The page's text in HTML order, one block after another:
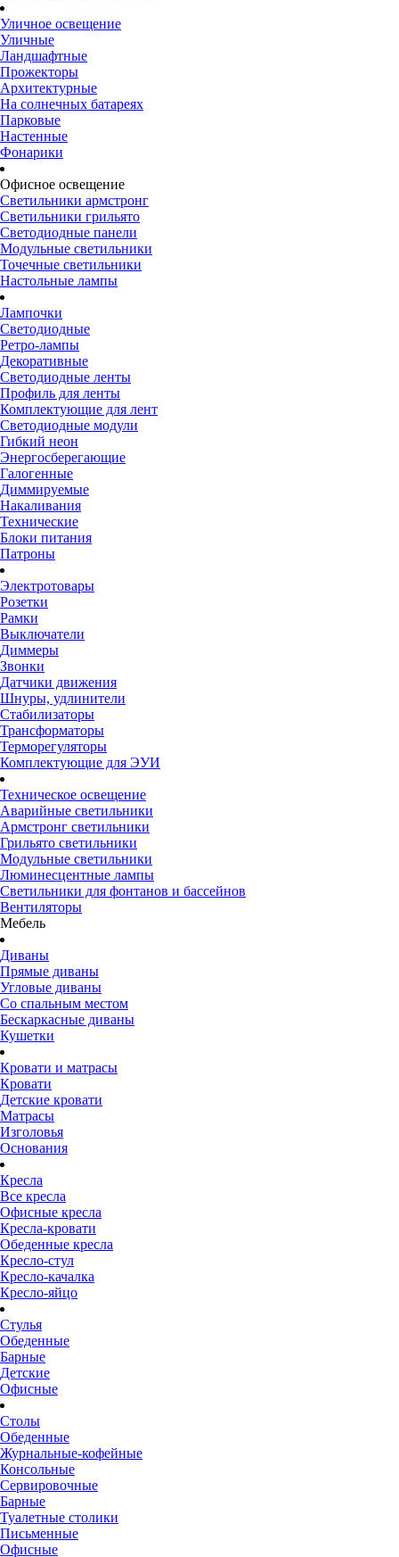
Уличное освещение
Уличные
Ландшафтные
Прожекторы
Архитектурные
На солнечных батареях
Парковые
Настенные
Фонарики
Офисное освещение
Светильники армстронг
Светильники грильято
Светодиодные панели
Модульные светильники
Точечные светильники
Настольные лампы
Лампочки
Светодиодные
Ретро-лампы
Декоративные
Светодиодные ленты
Профиль для ленты
Комплектующие для лент
Светодиодные модули
Гибкий неон
Энергосберегающие
Галогенные
Диммируемые
Накаливания
Технические
Блоки питания
Патроны
Электротовары
Розетки
Рамки
Выключатели
Диммеры
Звонки
Датчики движения
Шнуры, удлинители
Стабилизаторы
Трансформаторы
Терморегуляторы
Комплектующие для ЭУИ
Техническое освещение
Аварийные светильники
Армстронг светильники
Грильято светильники
Модульные светильники
Люминесцентные лампы
Светильники для фонтанов и бассейнов
Вентиляторы
Мебель
Диваны
Прямые диваны
Угловые диваны
Со спальным местом
Бескаркасные диваны
Кушетки
Кровати и матрасы
Кровати
Детские кровати
Матрасы
Изголовья
Основания
Кресла
Все кресла
Офисные кресла
Кресла-кровати
Обеденные кресла
Кресло-стул
Кресло-качалка
Кресло-яйцо
Стулья
Обеденные
Барные
Детские
Офисные
Столы
Обеденные
Журнальные-кофейные
Консольные
Сервировочные
Барные
Туалетные столики
Письменные
Офисные